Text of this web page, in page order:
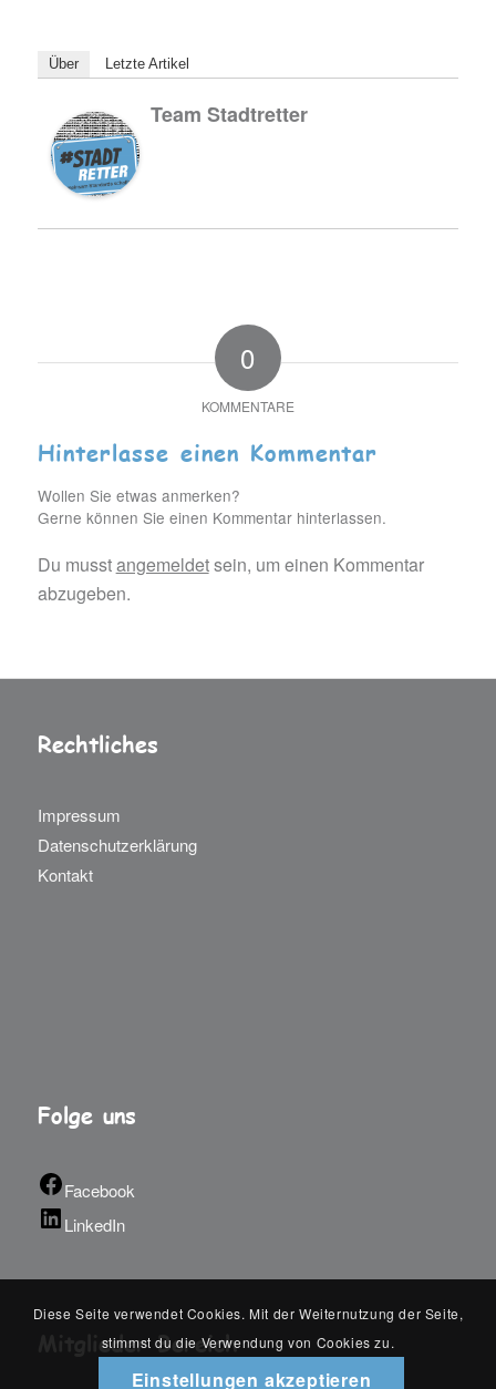
Über Letzte Artikel
Team Stadtretter
0
KOMMENTARE
Hinterlasse einen Kommentar
Wollen Sie etwas anmerken?
Gerne können Sie einen Kommentar hinterlassen.
Du musstangemeldetsein, um einen Kommentar
abzugeben.
Rechtliches
Impressum
Datenschutzerklärung
Kontakt
Folge uns
Facebook
LinkedIn
Mitglieder Bereich
Diese Seite verwendet Cookies. Mit der Weiternutzung der Seite,
stimmst du die Verwendung von Cookies zu.
Einstellungen akzeptieren